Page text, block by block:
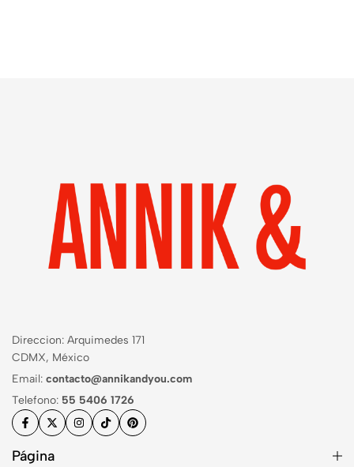
Direccion: Arquimedes 171
CDMX, México
Email: contacto@annikandyou.com
Telefono: 55 5406 1726
Página